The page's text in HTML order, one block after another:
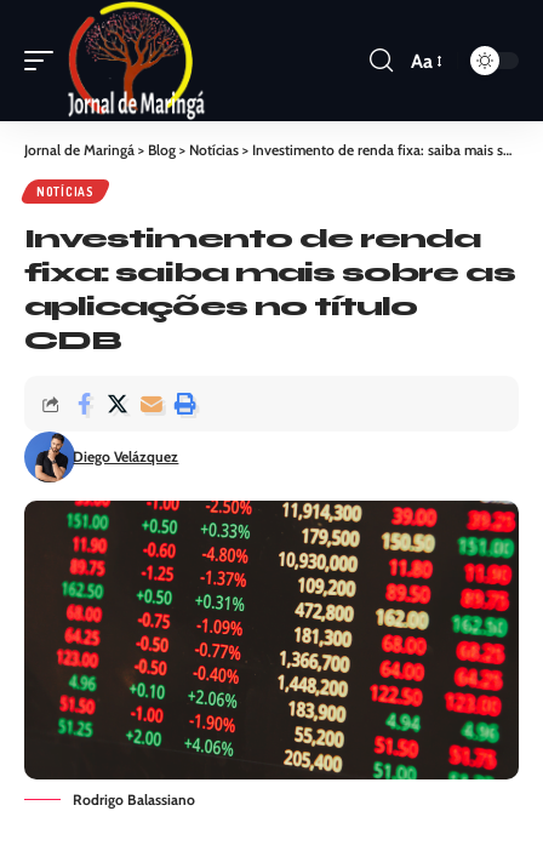
Aa
Jornal de Maringá > Blog > Notícias > Investimento de renda fixa: saiba mais sobre as aplicações no título CDB
NOTÍCIAS
Investimento de renda
fixa: saiba mais sobre as
aplicações no título
CDB
Diego Velázquez
Rodrigo Balassiano